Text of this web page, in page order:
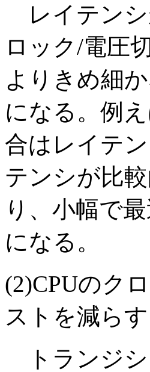
レイテンシ
ロック/電圧
よりきめ細
になる。例
合はレイテ
テンシが比
り、小幅で
になる。
(2)CPUのク
ストを減らす
トランジシ